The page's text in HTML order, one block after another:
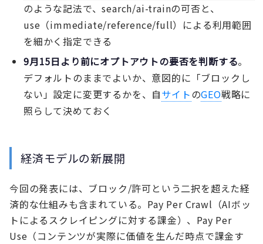
のような記法で、search/ai-trainの可否と、
use（immediate/reference/full）による利用範囲
を細かく指定できる
9月15日より前にオプトアウトの要否を判断する。
デフォルトのままでよいか、意図的に「ブロックし
ない」設定に変更するかを、自サイトのGEO戦略に
照らして決めておく
経済モデルの新展開
今回の発表には、ブロック/許可という二択を超えた経
済的な仕組みも含まれている。Pay Per Crawl（AIボッ
トによるスクレイピングに対する課金）、Pay Per
Use（コンテンツが実際に価値を生んだ時点で課金す